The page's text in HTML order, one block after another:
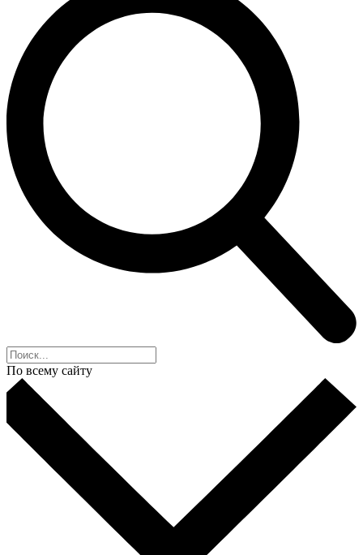
По всему сайту